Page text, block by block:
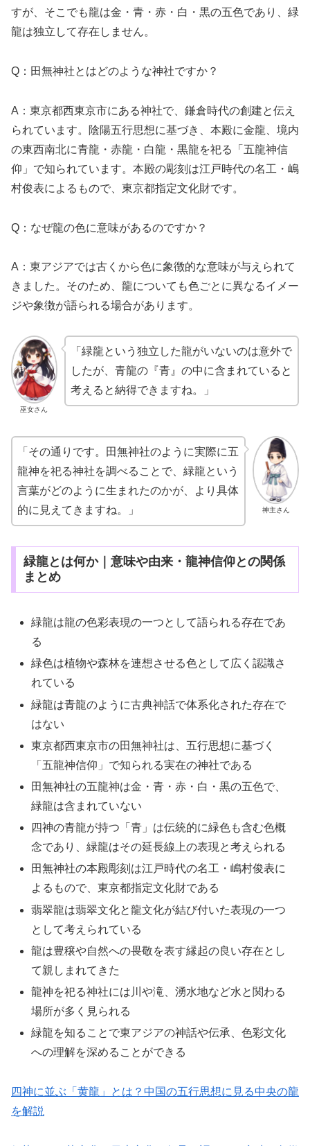
すが、そこでも龍は金・青・赤・白・黒の五色であり、緑
龍は独立して存在しません。
Q：田無神社とはどのような神社ですか？
A：東京都西東京市にある神社で、鎌倉時代の創建と伝え
られています。陰陽五行思想に基づき、本殿に金龍、境内
の東西南北に青龍・赤龍・白龍・黒龍を祀る「五龍神信
仰」で知られています。本殿の彫刻は江戸時代の名工・嶋
村俊表によるもので、東京都指定文化財です。
Q：なぜ龍の色に意味があるのですか？
A：東アジアでは古くから色に象徴的な意味が与えられて
きました。そのため、龍についても色ごとに異なるイメー
ジや象徴が語られる場合があります。
巫女さん
「緑龍という独立した龍がいないのは意外で
したが、青龍の『青』の中に含まれていると
考えると納得できますね。」
神主さん
「その通りです。田無神社のように実際に五
龍神を祀る神社を調べることで、緑龍という
言葉がどのように生まれたのかが、より具体
的に見えてきますね。」
緑龍とは何か｜意味や由来・龍神信仰との関係
まとめ
緑龍は龍の色彩表現の一つとして語られる存在であ
る
緑色は植物や森林を連想させる色として広く認識さ
れている
緑龍は青龍のように古典神話で体系化された存在で
はない
東京都西東京市の田無神社は、五行思想に基づく
「五龍神信仰」で知られる実在の神社である
田無神社の五龍神は金・青・赤・白・黒の五色で、
緑龍は含まれていない
四神の青龍が持つ「青」は伝統的に緑色も含む色概
念であり、緑龍はその延長線上の表現と考えられる
田無神社の本殿彫刻は江戸時代の名工・嶋村俊表に
よるもので、東京都指定文化財である
翡翠龍は翡翠文化と龍文化が結び付いた表現の一つ
として考えられている
龍は豊穣や自然への畏敬を表す縁起の良い存在とし
て親しまれてきた
龍神を祀る神社には川や滝、湧水地など水と関わる
場所が多く見られる
緑龍を知ることで東アジアの神話や伝承、色彩文化
への理解を深めることができる
四神に並ぶ「黄龍」とは？中国の五行思想に見る中央の龍
を解説